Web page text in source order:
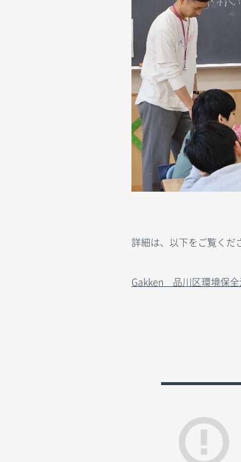
詳細は、以下をご覧くだ
Gakken 品川区環境保全